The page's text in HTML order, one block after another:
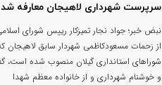
سرپرست شهرداری لاهیجان معارفه شد
نبض خبر؛ جواد نجار تمیزکار رییس شورای
از زحمات مسعودکاظمی شهردار سابق لاهیجان
شوراهای استانداری گیلان منصوب شده
و خوشنام شهرداری و از خانواده معظم شهدا